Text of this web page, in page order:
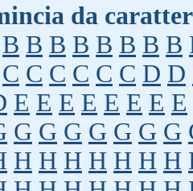
da
B B B B B B B B
C C C C C C D D
E E E E E E E E
G G G G G G G
H H H H H H H